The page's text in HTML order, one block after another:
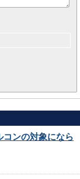
コンの対象になら